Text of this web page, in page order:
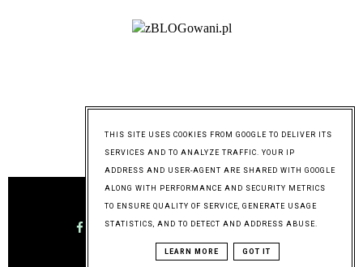
THIS SITE USES COOKIES FROM GOOGLE TO DELIVER ITS
SERVICES AND TO ANALYZE TRAFFIC. YOUR IP
ADDRESS AND USER-AGENT ARE SHARED WITH GOOGLE
ALONG WITH PERFORMANCE AND SECURITY METRICS
TO ENSURE QUALITY OF SERVICE, GENERATE USAGE
STATISTICS, AND TO DETECT AND ADDRESS ABUSE.
LEARN MORE GOT IT